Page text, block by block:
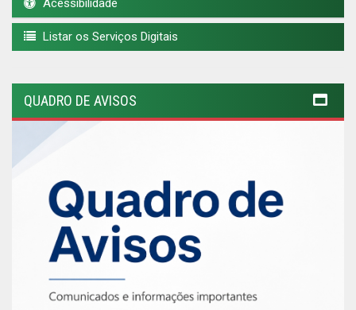
Acessibilidade
Listar os Serviços Digitais
QUADRO DE AVISOS